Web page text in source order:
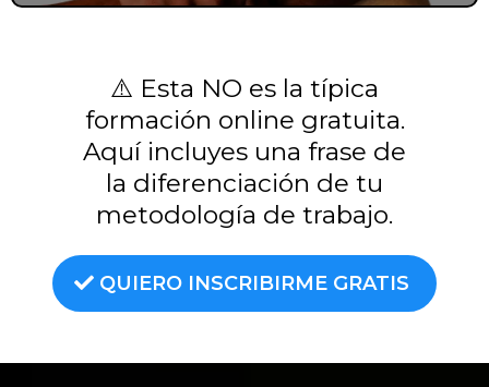
⚠️ Esta NO es la típica
formación online gratuita.
Aquí incluyes una frase de
la diferenciación de tu
metodología de trabajo.
QUIERO INSCRIBIRME GRATIS